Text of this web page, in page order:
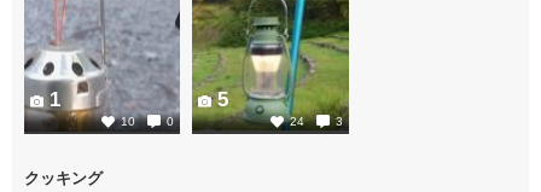
10 0
1
24 3
5
クッキング